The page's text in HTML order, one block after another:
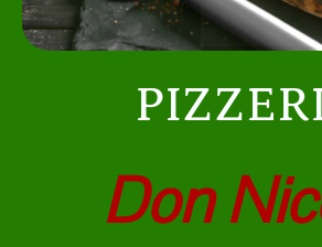
Don